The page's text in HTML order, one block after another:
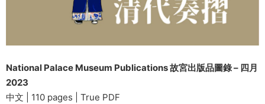
National Palace Museum Publications 故宮出版品圖錄 – 四月
2023
中文 | 110 pages | True PDF